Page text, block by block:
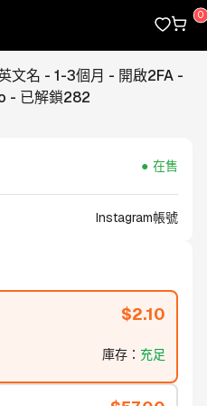
文名 - 1-3個月 - 開啟2FA -
- 已解鎖282
在售
Instagram帳號
$2.10
庫存 ： 充足